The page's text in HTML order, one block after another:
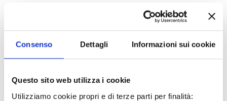
Consenso Dettagli Informazioni sui cookie
Questo sito web utilizza i cookie
Utilizziamo cookie propri e di terze parti per finalità:
Eventi di Primavera Riviera Rimini
Von